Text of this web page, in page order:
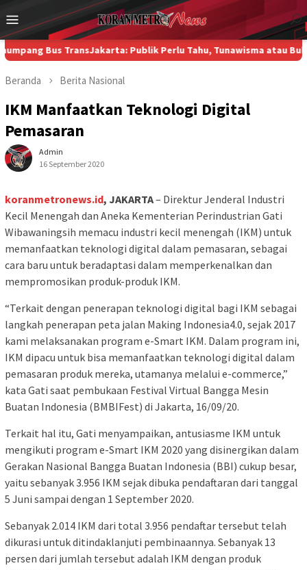
ke
konten
Menu
Mobile
TransJakarta: Publik Perlu Tahu, Tunawisma atau Bukan? Di
Beranda Berita Nasional
IKM Manfaatkan Teknologi Digital
Pemasaran
Admin
16 September 2020
koranmetronews.id, JAKARTA– Direktur Jenderal Industri
Kecil Menengah dan Aneka Kementerian Perindustrian Gati
Wibawaningsih memacu industri kecil menengah (IKM) untuk
memanfaatkan teknologi digital dalam pemasaran, sebagai
cara baru untuk beradaptasi dalam memperkenalkan dan
mempromosikan produk-produk IKM.
“Terkait dengan penerapan teknologi digital bagi IKM sebagai
langkah penerapan peta jalan Making Indonesia4.0, sejak 2017
kami melaksanakan program e-Smart IKM. Dalam program ini,
IKM dipacu untuk bisa memanfaatkan teknologi digital dalam
pemasaran produk mereka, utamanya melalui e-commerce,”
kata Gati saat pembukaan Festival Virtual Bangga Mesin
Buatan Indonesia (BMBIFest) di Jakarta, 16/09/20.
Terkait hal itu, Gati menyampaikan, antusiasme IKM untuk
mengikuti program e-Smart IKM 2020 yang disinergikan dalam
Gerakan Nasional Bangga Buatan Indonesia (BBI) cukup besar,
yaitu sebanyak 3.956 IKM sejak dibuka pendaftaran dari tanggal
5 Juni sampai dengan 1 September 2020.
Sebanyak 2.014 IKM dari total 3.956 pendaftar tersebut telah
dikurasi untuk ditindaklanjuti pembinaannya. Sebanyak 13
persen dari jumlah tersebut adalah IKM dengan produk